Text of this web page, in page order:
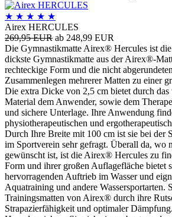
★ ★ ★ ★ ★
Airex HERCULES
269,95 EUR ab 248,99 EUR
Die Gymnastikmatte Airex® Hercules ist die
dickste Gymnastikmatte aus der Airex®-
rechteckige Form und die nicht
Zusammenlegen mehrerer Matten zu einer
Die extra Dicke von 2,5 cm bietet durch das
Material dem Anwender, sowie dem
und sichere Unterlage. Ihre Anwendung
physiotherapeutischen und
Durch Ihre Breite mit 100 cm ist sie bei der
im Sportverein sehr gefragt. Überall da, wo
gewünscht ist, ist die Airex® Hercules zu
Form und ihrer großen Auflagefläche bietet
hervorragenden Auftrieb im Wasser und
Aquatraining und andere Wassersportarten.
Trainingsmatten von Airex® durch ihre
Strapazierfähigkeit und optimaler